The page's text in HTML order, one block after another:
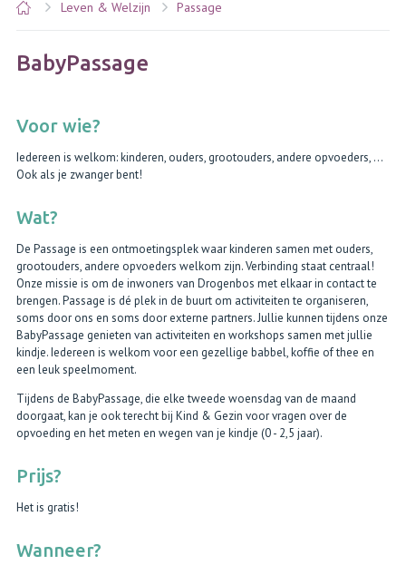
Leven & Welzijn Passage
BabyPassage
Voor wie?
Iedereen is welkom: kinderen, ouders, grootouders, andere opvoeders, ...
Ook als je zwanger bent!
Wat?
De Passage is een ontmoetingsplek waar kinderen samen met ouders,
grootouders, andere opvoeders welkom zijn. Verbinding staat centraal!
Onze missie is om de inwoners van Drogenbos met elkaar in contact te
brengen. Passage is dé plek in de buurt om activiteiten te organiseren,
soms door ons en soms door externe partners. Jullie kunnen tijdens onze
BabyPassage genieten van activiteiten en workshops samen met jullie
kindje. Iedereen is welkom voor een gezellige babbel, koffie of thee en
een leuk speelmoment.
Tijdens de BabyPassage, die elke tweede woensdag van de maand
doorgaat, kan je ook terecht bij Kind & Gezin voor vragen over de
opvoeding en het meten en wegen van je kindje (0 - 2,5 jaar).
Prijs?
Het is gratis!
Wanneer?